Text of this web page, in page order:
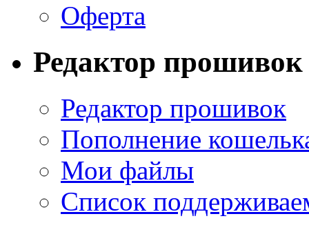
Оферта
Редактор прошивок
Редактор прошивок
Пополнение
Мои файлы
Список